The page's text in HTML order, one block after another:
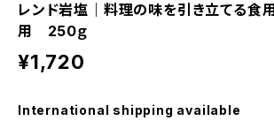
レンド岩塩｜料理の味を引き立てる
用 250ｇ
¥1,720
International shipping available